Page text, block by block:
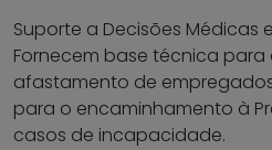
Suporte a Decisões Médicas
Fornecem base técnica para
afastamento de
para o encaminhamento à
casos de incapacidade.